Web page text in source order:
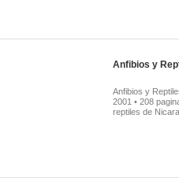
Anfibios y
Anfibios y
2001 • 208
reptiles de